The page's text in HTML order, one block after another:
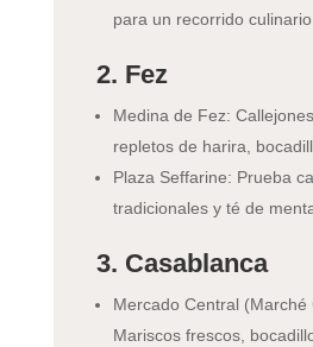
para un recorrido
2. Fez
Medina de Fez:
repletos de harira,
Plaza Seffarine: Prueba
tradicionales y té de
3. Casablanca
Mercado Central (Marché
Mariscos frescos,